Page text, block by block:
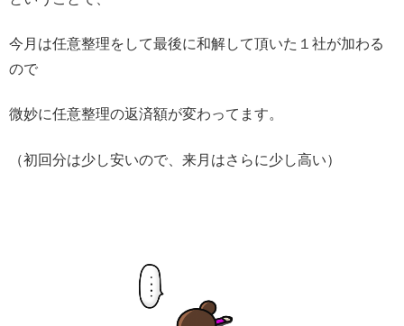
今月は任意整理をして最後に和解して頂いた１社が加わる
ので
微妙に任意整理の返済額が変わってます。
（初回分は少し安いので、来月はさらに少し高い）